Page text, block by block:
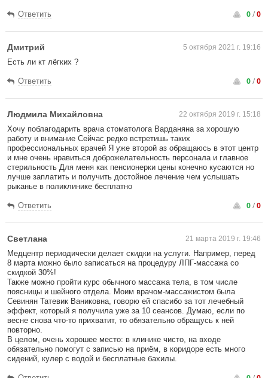
Ответить 0/0
Дмитрий 5 октября 2021 г. 19:16
Есть ли кт лёгких ?
Ответить 0/0
Людмила Михайловна 22 октября 2019 г. 15:18
Хочу поблагодарить врача стоматолога Варданяна за хорошую
работу и внимание Сейчас редко встретишь таких
профессиональных врачей Я уже второй аз обращаюсь в этот центр
и мне очень нравиться доброжелательность персонала и главное
стерильность Для меня как пенсионерки цены конечно кусаются но
лучше заплатить и получить достойное лечение чем услышать
рыканье в поликлинике бесплатно
Ответить 0/0
Светлана 21 марта 2019 г. 19:46
Медцентр периодически делает скидки на услуги. Например, перед
8 марта можно было записаться на процедуру ЛПГ-массажа со
скидкой 30%!
Также можно пройти курс обычного массажа тела, в том числе
поясницы и шейного отдела. Моим врачом-массажистом была
Севинян Татевик Ваниковна, говорю ей спасибо за тот лечебный
эффект, который я получила уже за 10 сеансов. Думаю, если по
весне снова что-то прихватит, то обязательно обращусь к ней
повторно.
В целом, очень хорошее место: в клинике чисто, на входе
обязательно помогут с записью на приём, в коридоре есть много
сидений, кулер с водой и бесплатные бахилы.